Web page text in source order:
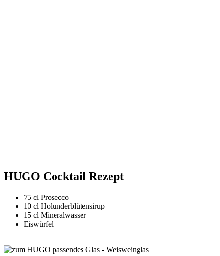
HUGO Cocktail Rezept
75 cl Prosecco
10 cl Holunderblütensirup
15 cl Mineralwasser
Eiswürfel